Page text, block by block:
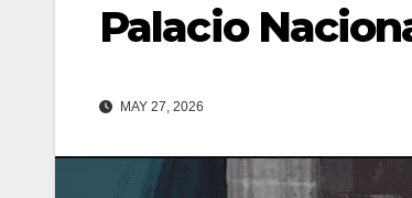
Palacio
MAY 27, 2026